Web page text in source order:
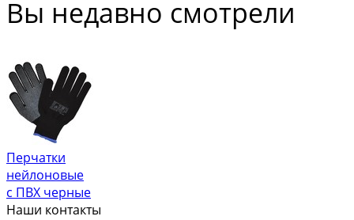
Вы недавно смотрели
Перчатки
нейлоновые
с ПВХ черные
Наши контакты